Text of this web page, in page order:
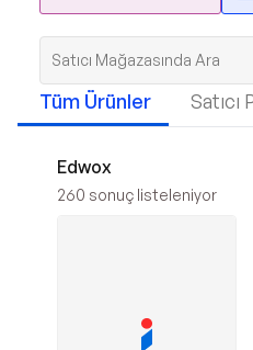
Tüm Ürünler Satıcı
Edwox
260 sonuç listeleniyor